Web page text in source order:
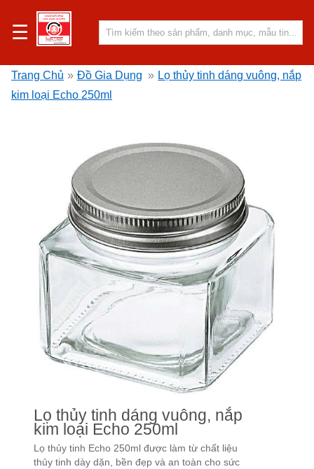
☰
Trang Chủ » Đồ Gia Dụng » Lọ thủy tinh dáng vuông, nắp
kim loại Echo 250ml
Lọ thủy tinh dáng vuông, nắp
kim loại Echo 250ml
Lọ thủy tinh Echo 250ml được làm từ chất liệu
thủy tinh dày dặn, bền đẹp và an toàn cho sức